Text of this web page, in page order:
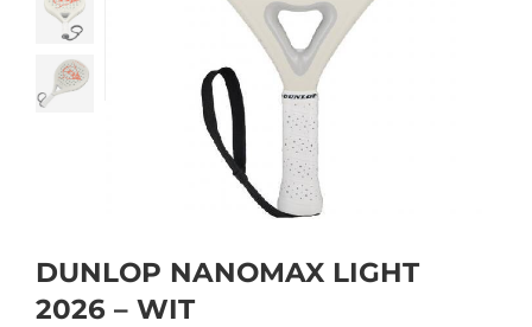
DUNLOP NANOMAX LIGHT
2026 – WIT